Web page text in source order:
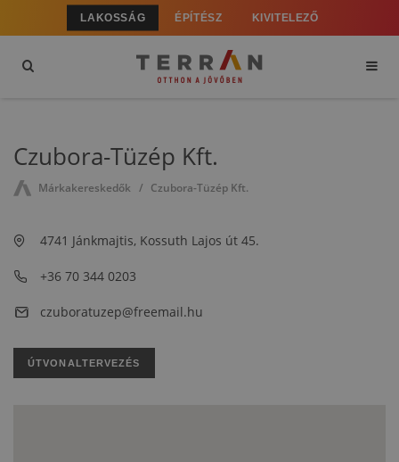
LAKOSSÁG ÉPÍTÉSZ KIVITELEZŐ
Czubora-Tüzép Kft.
Márkakereskedők Czubora-Tüzép Kft.
4741 Jánkmajtis, Kossuth Lajos út 45.
+36 70 344 0203
czuboratuzep@freemail.hu
ÚTVONALTERVEZÉS